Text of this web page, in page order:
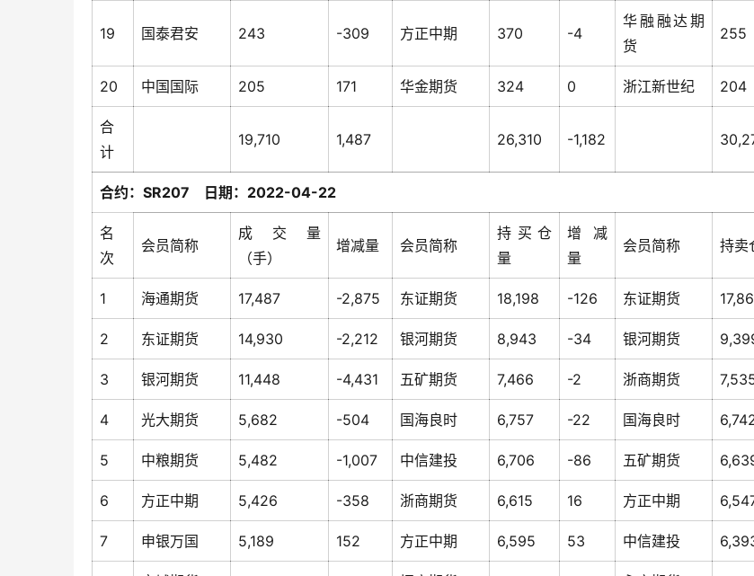
19 国泰君安 243 -309 方正中期 370 -4
华融融达期
货
255
20 中国国际 205 171 华金期货 324 0 浙江新世纪 204
合
计
19,710 1,487 26,310 -1,182
合约：SR207 日期：2022-04-22
名
次
会员简称
成交量
（手）
增减量 会员简称
持买仓
量
增减
量
会员简称 持卖
1 海通期货 17,487 -2,875 东证期货 18,198 -126 东证期货
2 东证期货 14,930 -2,212 银河期货 8,943 -34 银河期货
3 银河期货 11,448 -4,431 五矿期货 7,466 -2 浙商期货
4 光大期货 5,682 -504 国海良时 6,757 -22 国海良时
5 中粮期货 5,482 -1,007 中信建投 6,706 -86 五矿期货
6 方正中期 5,426 -358 浙商期货 6,615 16 方正中期
7 申银万国 5,189 152 方正中期 6,595 53 中信建投